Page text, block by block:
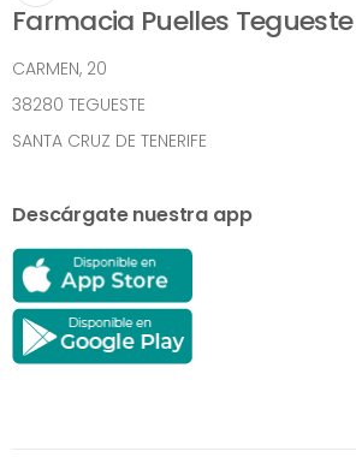
Farmacia Puelles Tegueste
CARMEN, 20
38280 TEGUESTE
SANTA CRUZ DE TENERIFE
Descárgate nuestra app